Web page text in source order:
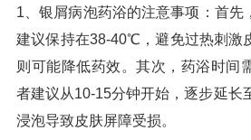
1、银屑病泡药浴的注意事项：首先
建议保持在38-40℃，避免过热刺激
则可能降低药效。其次，药浴时间
者建议从10-15分钟开始，逐步延长
浸泡导致皮肤屏障受损。